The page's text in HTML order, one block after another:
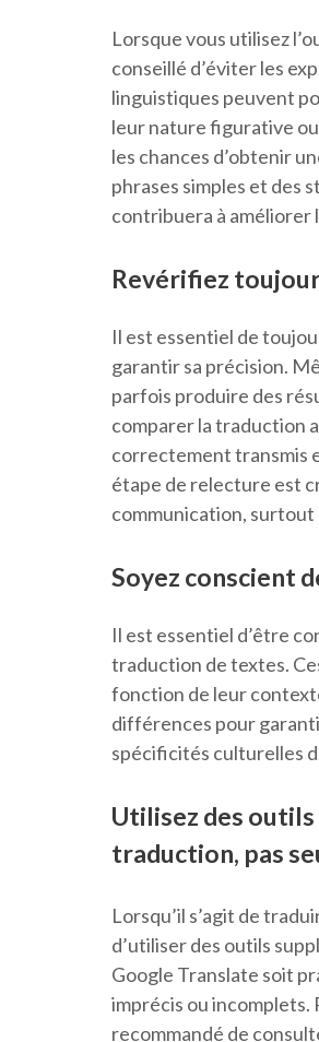
Lorsque vous utilisez
conseillé d’éviter les
linguistiques peuvent
leur nature figurative
les chances d’obtenir
phrases simples et des
contribuera à améliorer
Revérifiez
Il est essentiel de
garantir sa précision.
parfois produire des
comparer la traduction
correctement transmis
étape de relecture est
communication, surtout
Soyez conscient
Il est essentiel d’être
traduction de textes.
fonction de leur
différences pour
spécificités culturelles
Utilisez des
traduction, pas
Lorsqu’il s’agit de
d’utiliser des outils
Google Translate soit
imprécis ou incomplets.
recommandé de